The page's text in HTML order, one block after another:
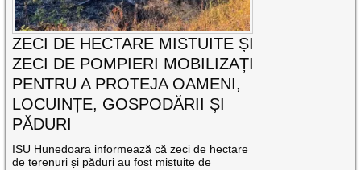
ZECI DE HECTARE MISTUITE ȘI
ZECI DE POMPIERI MOBILIZAȚI
PENTRU A PROTEJA OAMENI,
LOCUINȚE, GOSPODĂRII ȘI
PĂDURI
ISU Hunedoara informează că zeci de hectare
de terenuri și păduri au fost mistuite de